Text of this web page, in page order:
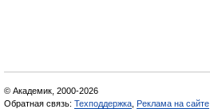
© Академик, 2000-2026
Обратная связь: Техподдержка Реклама на сайте